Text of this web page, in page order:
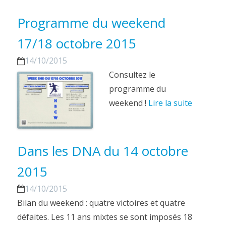
Programme du weekend
17/18 octobre 2015
14/10/2015
Consultez le
programme du
weekend ! Lire la suite
Dans les DNA du 14 octobre
2015
14/10/2015
Bilan du weekend : quatre victoires et quatre
défaites. Les 11 ans mixtes se sont imposés 18